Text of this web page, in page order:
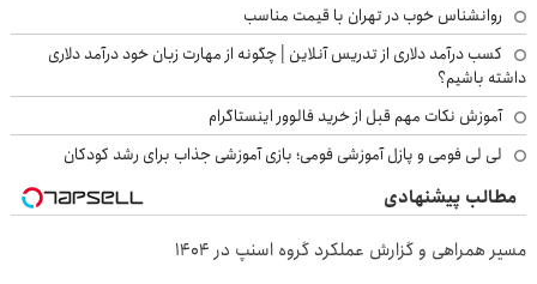
روانشناس خوب در تهران با قیمت مناسب
کسب درآمد دلاری از تدریس آنلاین | چگونه از مهارت زبان خود درآمد دلاری
داشته باشیم؟
آموزش نکات مهم قبل از خرید فالوور اینستاگرام
لی لی فومی و پازل آموزشی فومی؛ بازی آموزشی جذاب برای رشد کودکان
مطالب پیشنهادی
مسیر همراهی و گزارش عملکرد گروه اسنپ در ۱۴۰۴